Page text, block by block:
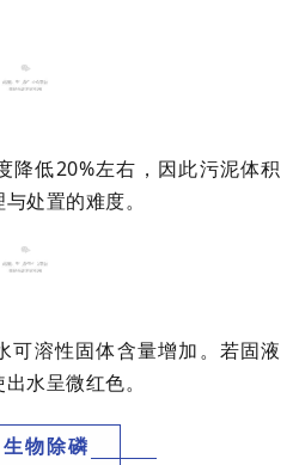
02
降低20%左右，因此污泥体积
处置的难度。
03
可溶性固体含量增加。若固液
水呈微红色。
物除磷